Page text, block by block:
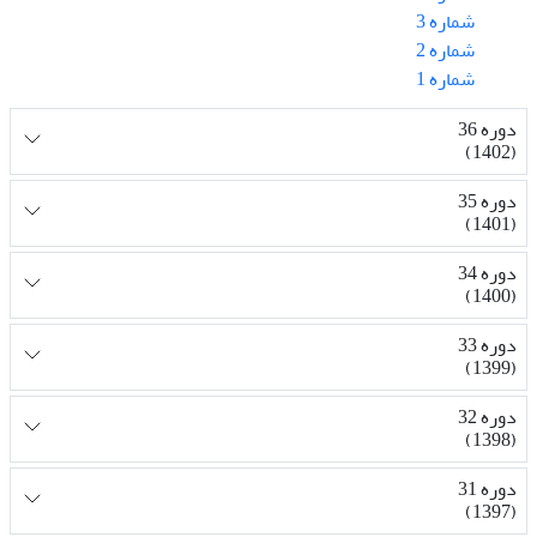
شماره 3
شماره 2
شماره 1
دوره 36
(1402)
دوره 35
(1401)
دوره 34
(1400)
دوره 33
(1399)
دوره 32
(1398)
دوره 31
(1397)